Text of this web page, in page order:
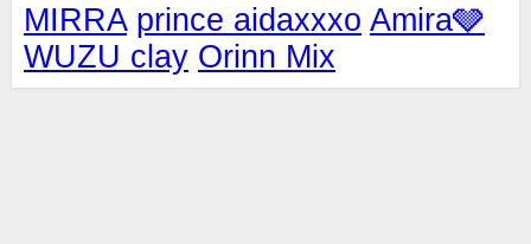
MIRRA prince aidaxxxo Amira🩶
WUZU clay Orinn Mix